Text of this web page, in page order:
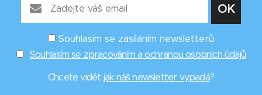
Souhlasím se zasíláním newsletterů
Souhlasím se zpracováním a ochranou osobních údajů
Chcete vidět jak náš newsletter vypadá?